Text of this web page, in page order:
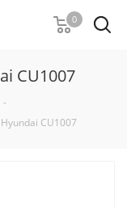
0
CU1007
-
CU1007